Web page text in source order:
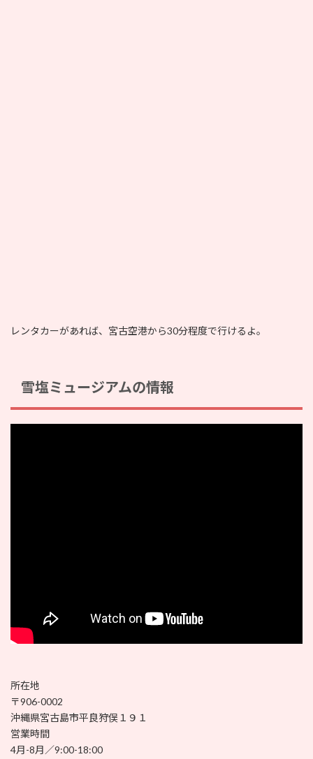
レンタカーがあれば、宮古空港から30分程度で行けるよ。
雪塩ミュージアムの情報
所在地
〒906-0002
沖縄県宮古島市平良狩俣１９１
営業時間
4月-8月／9:00-18:00